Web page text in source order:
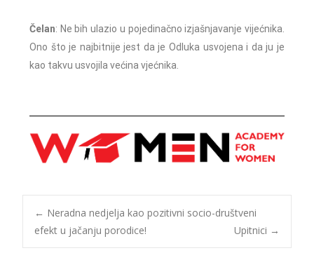
Čelan: Ne bih ulazio u pojedinačno izjašnjavanje vijećnika.
Ono što je najbitnije jest da je Odluka usvojena i da ju je
kao takvu usvojila većina vjećnika.
← Neradna nedjelja kao pozitivni socio-društveni
efekt u jačanju porodice!
Upitnici →